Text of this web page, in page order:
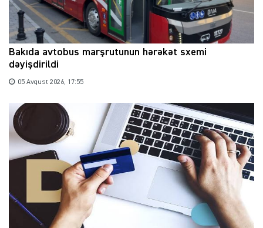
Bakıda avtobus marşrutunun hərəkət sxemi
dəyişdirildi
05 Avqust 2026, 17:55